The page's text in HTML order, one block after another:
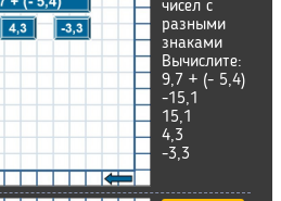
чисел с
разными
знаками
Вычислите:
9,7 + (- 5,4)
-15,1
15,1
4,3
-3,3